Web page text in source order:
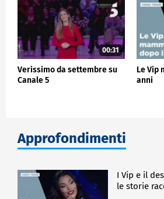
00:31
Verissimo da settembre su
Canale 5
Le Vip
anni
Approfondimenti
I Vip e il
le storie